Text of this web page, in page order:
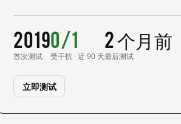
2019
首次测试
0/1
受干扰 · 近 90 天
2 个月前
最后测试
立即测试